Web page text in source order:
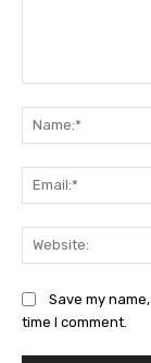
Save my
time I comment.